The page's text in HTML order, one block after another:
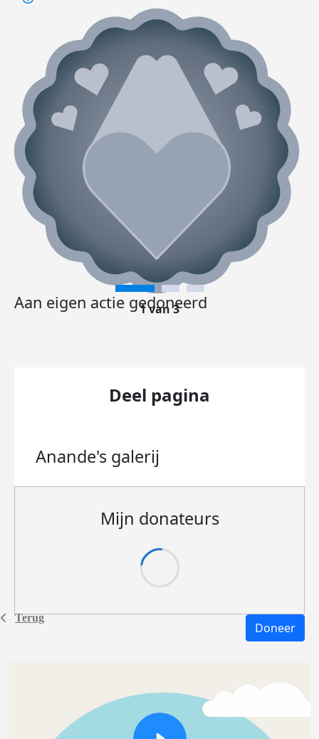
Terug
Aan eigen actie gedoneerd
1 van 3
Deel pagina
Anande's galerij
Mijn donateurs
Doneer